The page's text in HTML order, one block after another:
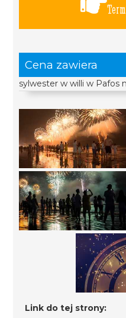
Cena zawiera
sylwester w willi w Pafos
Link do tej strony: